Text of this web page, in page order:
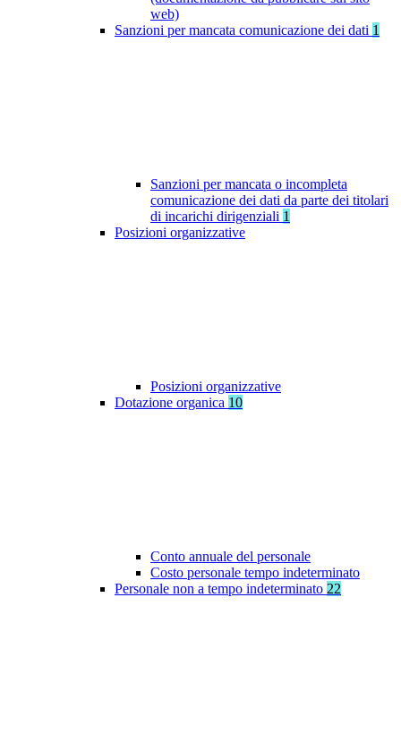
web)
Sanzioni per mancata comunicazione dei dati 1
Sanzioni per mancata o incompleta
comunicazione dei dati da parte dei titolari
di incarichi dirigenziali 1
Posizioni organizzative
Posizioni organizzative
Dotazione organica 10
Conto annuale del personale
Costo personale tempo indeterminato
Personale non a tempo indeterminato 22